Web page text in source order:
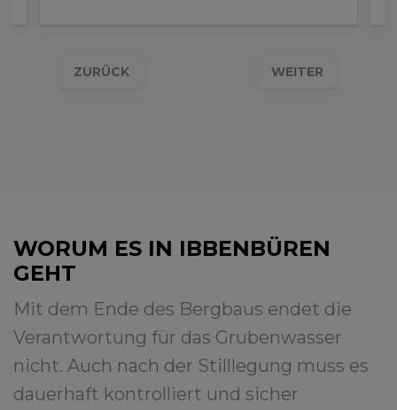
ZURÜCK WEITER
WORUM ES IN IBBENBÜREN
GEHT
Mit dem Ende des Bergbaus endet die
Verantwortung für das Grubenwasser
nicht. Auch nach der Stilllegung muss es
dauerhaft kontrolliert und sicher